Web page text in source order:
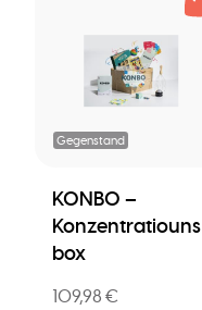
Gegenstand
KONBO –
Konzentratiouns
box
109,98 €